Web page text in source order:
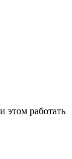
этом работать